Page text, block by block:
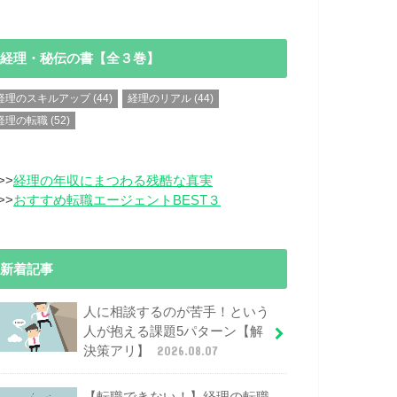
経理・秘伝の書【全３巻】
理のスキルアップ (44) 経理のリアル (44)
理の転職 (52)
経理の年収にまつわる残酷な真実
おすすめ転職エージェントBEST３
新着記事
人に相談するのが苦手！という
人が抱える課題5パターン【解
決策アリ】
2026.08.07